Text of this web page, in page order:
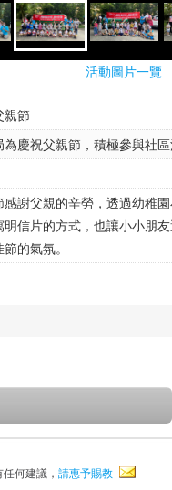
活動圖片一覽
親節
慶祝父親節，積極參與社
謝父親的辛勞，透過幼稚
信片的方式，也讓小小朋
的氣氛。
何建議， 請惠予賜教